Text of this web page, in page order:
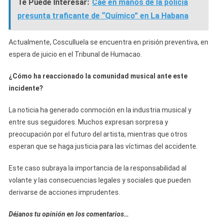
Te Puede Interesar: Cae en manos de la policía
presunta traficante de “Químico” en La Habana
Actualmente, Cosculluela se encuentra en prisión preventiva, en
espera de juicio en el Tribunal de Humacao.
¿Cómo ha reaccionado la comunidad musical ante este
incidente?
La noticia ha generado conmoción en la industria musical y
entre sus seguidores. Muchos expresan sorpresa y
preocupación por el futuro del artista, mientras que otros
esperan que se haga justicia para las víctimas del accidente.
Este caso subraya la importancia de la responsabilidad al
volante y las consecuencias legales y sociales que pueden
derivarse de acciones imprudentes.
Déjanos tu opinión en los comentarios…